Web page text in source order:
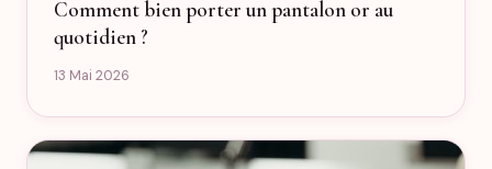
Comment bien porter un pantalon or au
quotidien ?
13 Mai 2026